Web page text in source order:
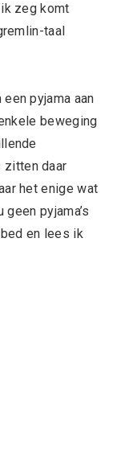
zeg komt
taal
pyjama aan
beweging
zitten daar
het enige wat
pyjama’s
en lees ik